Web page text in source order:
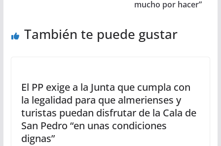
mucho por hacer”
También te puede gustar
El PP exige a la Junta que cumpla con
la legalidad para que almerienses y
turistas puedan disfrutar de la Cala de
San Pedro “en unas condiciones
dignas”